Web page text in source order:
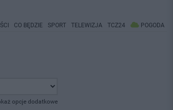
CO BĘDZIE SPORT TELEWIZJA TCZ24 POGODA
opcje dodatkowe